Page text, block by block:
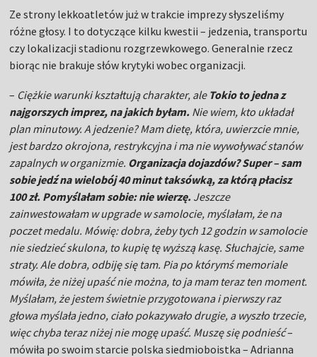
Ze strony lekkoatletów już w trakcie imprezy słyszeliśmy
różne głosy. I to dotyczące kilku kwestii – jedzenia, transportu
czy lokalizacji stadionu rozgrzewkowego. Generalnie rzecz
biorąc nie brakuje słów krytyki wobec organizacji.
– Ciężkie warunki kształtują charakter, ale Tokio to jedna z
najgorszych imprez, na jakich byłam. Nie wiem, kto układał
plan minutowy. A jedzenie? Mam dietę, która, uwierzcie mnie,
jest bardzo okrojona, restrykcyjna i ma nie wywoływać stanów
zapalnych w organizmie. Organizacja dojazdów? Super – sam
sobie jedź na wielobój 40 minut taksówką, za którą płacisz
100 zł. Pomyślałam sobie: nie wierzę. Jeszcze
zainwestowałam w upgrade w samolocie, myślałam, że na
poczet medalu. Mówię: dobra, żeby tych 12 godzin w samolocie
nie siedzieć skulona, to kupię tę wyższą kasę. Słuchajcie, same
straty. Ale dobra, odbiję się tam. Pia po którymś memoriale
mówiła, że niżej upaść nie można, to ja mam teraz ten moment.
Myślałam, że jestem świetnie przygotowana i pierwszy raz
głowa myślała jedno, ciało pokazywało drugie, a wyszło trzecie,
więc chyba teraz niżej nie mogę upaść. Muszę się podnieść–
mówiła po swoim starcie polska siedmioboistka – Adrianna